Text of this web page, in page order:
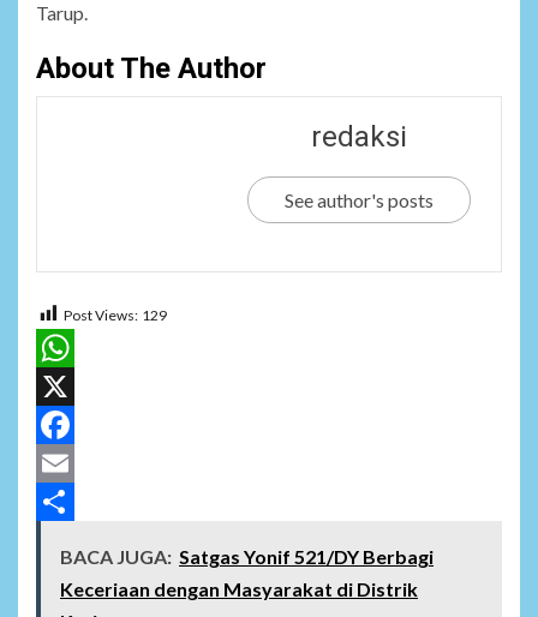
Tarup.
About The Author
redaksi
See author's posts
Post Views: 129
WhatsApp
X
Facebook
Email
BACA JUGA: Satgas Yonif 521/DY Berbagi
Keceriaan dengan Masyarakat di Distrik